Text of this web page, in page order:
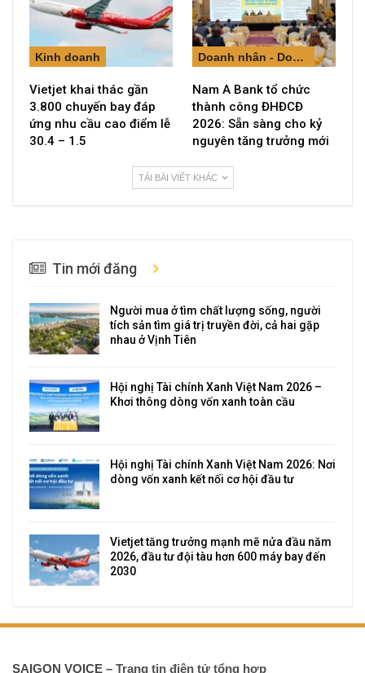
Kinh doanh
Vietjet khai thác gần
3.800 chuyến bay đáp
ứng nhu cầu cao điểm lễ
30.4 – 1.5
Doanh nhân - Doanh nghiệp
Nam A Bank tổ chức
thành công ĐHĐCĐ
2026: Sẵn sàng cho kỷ
nguyên tăng trưởng mới
TẢI BÀI VIẾT KHÁC
Tin mới đăng
Người mua ở tìm chất lượng sống, người
tích sản tìm giá trị truyền đời, cả hai gặp
nhau ở Vịnh Tiên
Hội nghị Tài chính Xanh Việt Nam 2026 –
Khơi thông dòng vốn xanh toàn cầu
Hội nghị Tài chính Xanh Việt Nam 2026: Nơi
dòng vốn xanh kết nối cơ hội đầu tư
Vietjet tăng trưởng mạnh mẽ nửa đầu năm
2026, đầu tư đội tàu hơn 600 máy bay đến
2030
SAIGON VOICE – Trang tin điện tử tổng hợp